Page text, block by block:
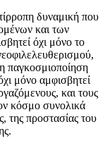
δυναμική που
και των
όχι μόνο το
παγκοσμιοποίηση
μόνο αμφισβητεί
και τους
κόσμο συνολικά
της προστασίας του